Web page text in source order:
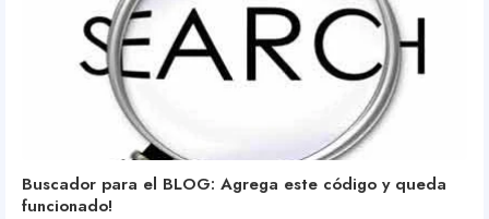
Buscador para el BLOG: Agrega este código y queda
funcionado!